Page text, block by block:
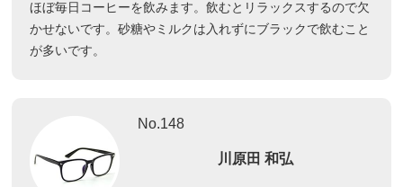
ほぼ毎日コーヒーを飲みます。飲むとリラックスするので欠
かせないです。砂糖やミルクは入れずにブラックで飲むこと
が多いです。
No.148
川原田 和弘